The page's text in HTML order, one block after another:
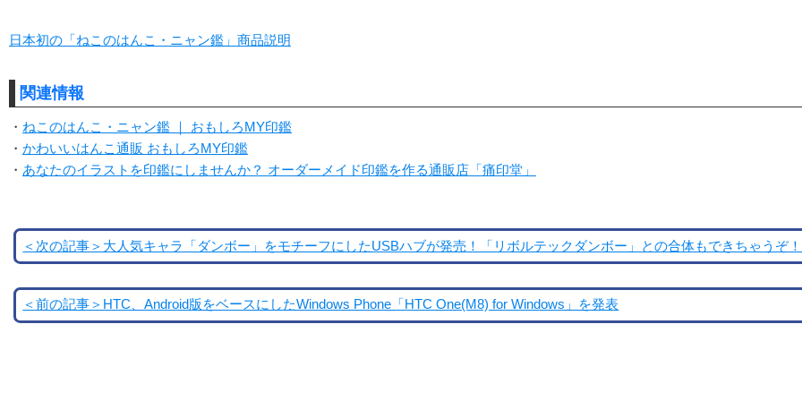
日本初の「ねこのはんこ・ニャン鑑」商品説明
関連情報
・ ねこのはんこ・ニャン鑑 ｜ おもしろMY印鑑
・ かわいいはんこ通販 おもしろMY印鑑
・ あなたのイラストを印鑑にしませんか？ オーダーメイド印鑑を作る通販店「痛印堂」
＜次の記事＞大人気キャラ「ダンボー」をモチーフにしたUSBハブが発売！「リボルテックダンボー」との合体もできちゃうぞ！
＜前の記事＞HTC、Android版をベースにしたWindows Phone「HTC One(M8) for Windows」を発表